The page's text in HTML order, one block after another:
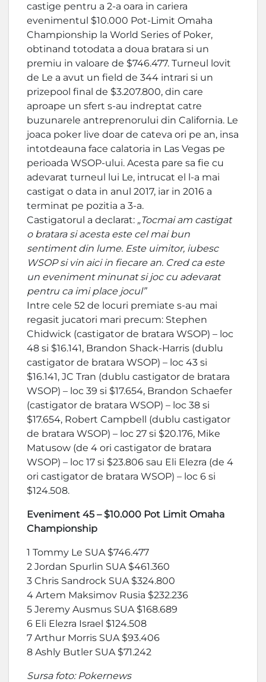
castige pentru a 2-a oara in cariera
evenimentul $10.000 Pot-Limit Omaha
Championship la World Series of Poker,
obtinand totodata a doua bratara si un
premiu in valoare de $746.477. Turneul lovit
de Le a avut un field de 344 intrari si un
prizepool final de $3.207.800, din care
aproape un sfert s-au indreptat catre
buzunarele antreprenorului din California. Le
joaca poker live doar de cateva ori pe an, insa
intotdeauna face calatoria in Las Vegas pe
perioada WSOP-ului. Acesta pare sa fie cu
adevarat turneul lui Le, intrucat el l-a mai
castigat o data in anul 2017, iar in 2016 a
terminat pe pozitia a 3-a.
Castigatorul a declarat: „Tocmai am castigat
o bratara si acesta este cel mai bun
sentiment din lume. Este uimitor, iubesc
WSOP si vin aici in fiecare an. Cred ca este
un eveniment minunat si joc cu adevarat
pentru ca imi place jocul”
Intre cele 52 de locuri premiate s-au mai
regasit jucatori mari precum: Stephen
Chidwick (castigator de bratara WSOP) – loc
48 si $16.141, Brandon Shack-Harris (dublu
castigator de bratara WSOP) – loc 43 si
$16.141, JC Tran (dublu castigator de bratara
WSOP) – loc 39 si $17.654, Brandon Schaefer
(castigator de bratara WSOP) – loc 38 si
$17.654, Robert Campbell (dublu castigator
de bratara WSOP) – loc 27 si $20.176, Mike
Matusow (de 4 ori castigator de bratara
WSOP) – loc 17 si $23.806 sau Eli Elezra (de 4
ori castigator de bratara WSOP) – loc 6 si
$124.508.
Eveniment 45 – $10.000 Pot Limit Omaha
Championship
1 Tommy Le SUA $746.477
2 Jordan Spurlin SUA $461.360
3 Chris Sandrock SUA $324.800
4 Artem Maksimov Rusia $232.236
5 Jeremy Ausmus SUA $168.689
6 Eli Elezra Israel $124.508
7 Arthur Morris SUA $93.406
8 Ashly Butler SUA $71.242
Sursa foto: Pokernews